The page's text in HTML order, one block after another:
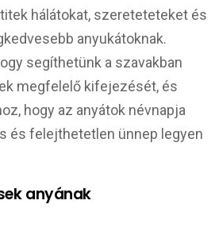
hálátokat, szereteteteket és
anyukátoknak.
segíthetünk a szavakban
megfelelő kifejezését, és
hogy az anyátok névnapja
és felejthetetlen ünnep legyen
anyának